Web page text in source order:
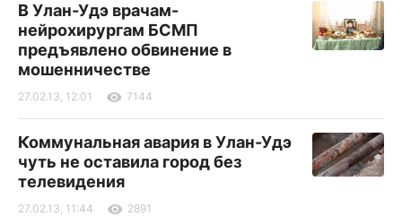
В Улан-Удэ врачам-
нейрохирургам БСМП
предъявлено обвинение в
мошенничестве
27.02.13, 12:01 7144
Коммунальная авария в Улан-Удэ
чуть не оставила город без
телевидения
27.02.13, 11:44 2891